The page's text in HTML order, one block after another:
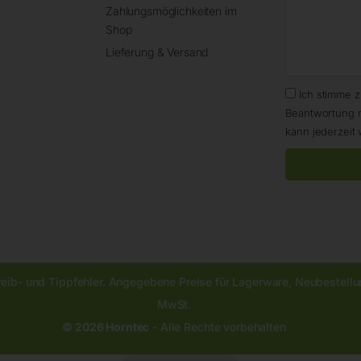
Zahlungsmöglichkeiten im
Shop
Lieferung & Versand
Ich stimme
Beantwortung
kann jederzeit
und Tippfehler. Angegebene Preise für Lagerware,
MwSt.
© 2026 Horntec - Alle Rechte vorbehalten